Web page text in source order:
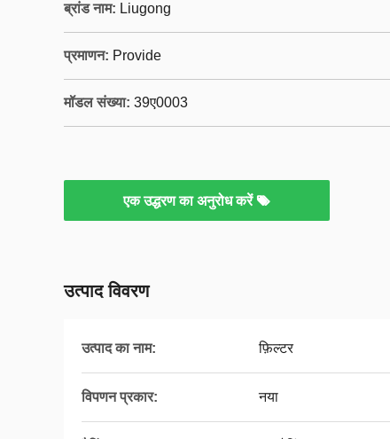
ब्रांड नाम: Liugong
प्रमाणन: Provide
मॉडल संख्या: 39ए0003
एक उद्धरण का अनुरोध करें
उत्पाद विवरण
उत्पाद का नाम: फ़िल्टर
विपणन प्रकार: नया